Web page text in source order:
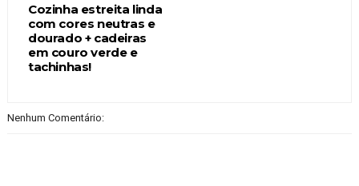
Cozinha estreita linda
com cores neutras e
dourado + cadeiras
em couro verde e
tachinhas!
Nenhum Comentário: